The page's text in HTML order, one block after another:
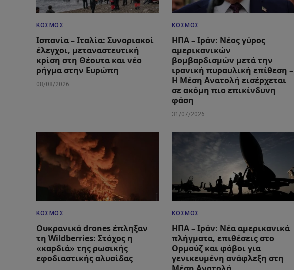
ΚΌΣΜΟΣ
Ισπανία – Ιταλία: Συνοριακοί
έλεγχοι, μεταναστευτική
κρίση στη Θέουτα και νέο
ρήγμα στην Ευρώπη
08/08/2026
ΚΌΣΜΟΣ
ΗΠΑ – Ιράν: Νέος γύρος
αμερικανικών
βομβαρδισμών μετά την
ιρανική πυραυλική επίθεση –
Η Μέση Ανατολή εισέρχεται
σε ακόμη πιο επικίνδυνη
φάση
31/07/2026
ΚΌΣΜΟΣ
Ουκρανικά drones έπληξαν
τη Wildberries: Στόχος η
«καρδιά» της ρωσικής
εφοδιαστικής αλυσίδας
ΚΌΣΜΟΣ
ΗΠΑ – Ιράν: Νέα αμερικανικά
πλήγματα, επιθέσεις στο
Ορμούζ και φόβοι για
γενικευμένη ανάφλεξη στη